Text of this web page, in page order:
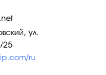
ru
ул.
25